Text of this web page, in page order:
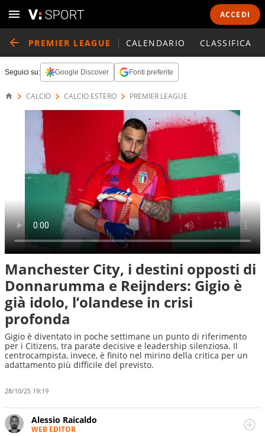
ACCEDI
PREMIER LEAGUE CALENDARIO CLASSIFICA
Seguici su: Google Discover Fonti preferite
CALCIO CALCIO ESTERO PREMIER LEAGUE
Manchester City, i destini opposti di
Donnarumma e Reijnders: Gigio è
già idolo, l’olandese in crisi
profonda
Gigio è diventato in poche settimane un punto di riferimento
per i Citizens, tra parate decisive e leadership silenziosa. Il
centrocampista, invece, è finito nel mirino della critica per un
adattamento più difficile del previsto.
28/10/25 19:19
Alessio Raicaldo
WEB EDITOR